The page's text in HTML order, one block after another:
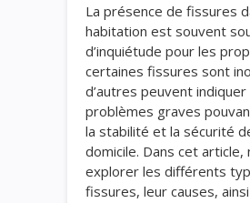
La présence de fissures
habitation est souvent
d’inquiétude pour les
certaines fissures sont
d’autres peuvent indiquer
problèmes graves
la stabilité et la sécurité
domicile. Dans cet article,
explorer les différents
fissures, leur causes,